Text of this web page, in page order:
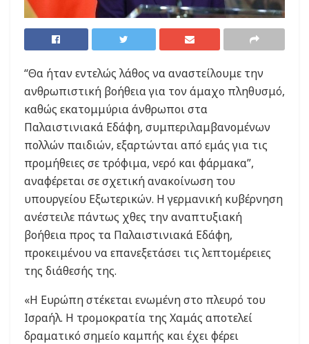
“Θα ήταν εντελώς λάθος να αναστείλουμε την
ανθρωπιστική βοήθεια για τον άμαχο πληθυσμό,
καθώς εκατομμύρια άνθρωποι στα
Παλαιστινιακά Εδάφη, συμπεριλαμβανομένων
πολλών παιδιών, εξαρτώνται από εμάς για τις
προμήθειες σε τρόφιμα, νερό και φάρμακα”,
αναφέρεται σε σχετική ανακοίνωση του
υπουργείου Εξωτερικών. Η γερμανική κυβέρνηση
ανέστειλε πάντως χθες την αναπτυξιακή
βοήθεια προς τα Παλαιστινιακά Εδάφη,
προκειμένου να επανεξετάσει τις λεπτομέρειες
της διάθεσής της.
«Η Ευρώπη στέκεται ενωμένη στο πλευρό του
Ισραήλ. Η τρομοκρατία της Χαμάς αποτελεί
δραματικό σημείο καμπής και έχει φέρει